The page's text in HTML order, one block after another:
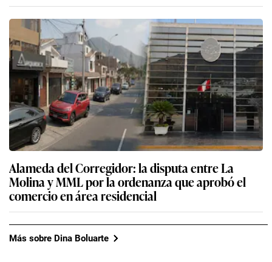
Alameda del Corregidor: la disputa entre La
Molina y MML por la ordenanza que aprobó el
comercio en área residencial
Más sobre Dina Boluarte